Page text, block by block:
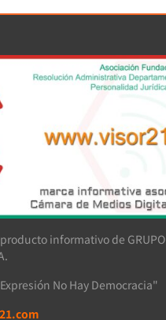
informativo de GRUPO
No Hay Democracia"